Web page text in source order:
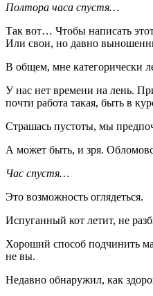
Полтора часа спустя…
Так вот… Чтобы написать
Или свои, но давно
В общем, мне категорически
У нас нет времени на лень.
почти работа такая, быть в
Страшась пустоты, мы
А может быть, и зря.
Час спустя…
Это возможность оглядеться.
Испуганный кот летит, не
Хороший способ подчинить
не вы.
Недавно обнаружил, как